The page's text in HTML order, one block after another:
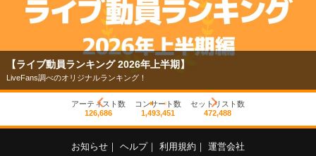
【ライブ動員ランキング 2026年上半期】
LiveFans調べのオリジナルランキング！
アーティスト数
126,686
コンサート数
1,493,451
セットリスト数
472,488
お知らせ ヘルプ 利用規約 運営会社